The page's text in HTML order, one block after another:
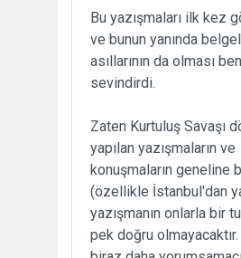
Bu yazışmaları ilk kez
ve bunun yanında
asıllarının da olması
sevindirdi.
Zaten Kurtuluş Savaşı
yapılan yazışmaların ve
konuşmaların geneline
(özellikle İstanbul'dan
yazışmanın onlarla bir
pek doğru